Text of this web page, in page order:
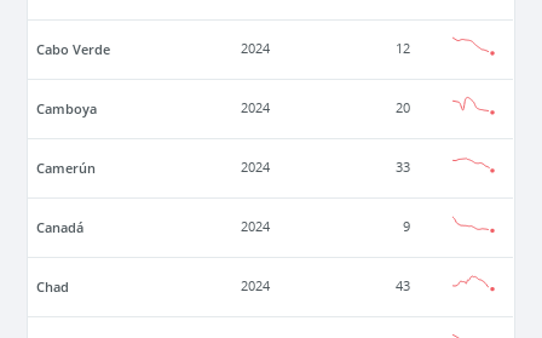
Cabo Verde 2024 12
Camboya 2024 20
Camerún 2024 33
Canadá 2024 9
Chad 2024 43